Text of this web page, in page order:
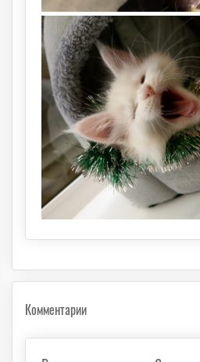
Комментарии